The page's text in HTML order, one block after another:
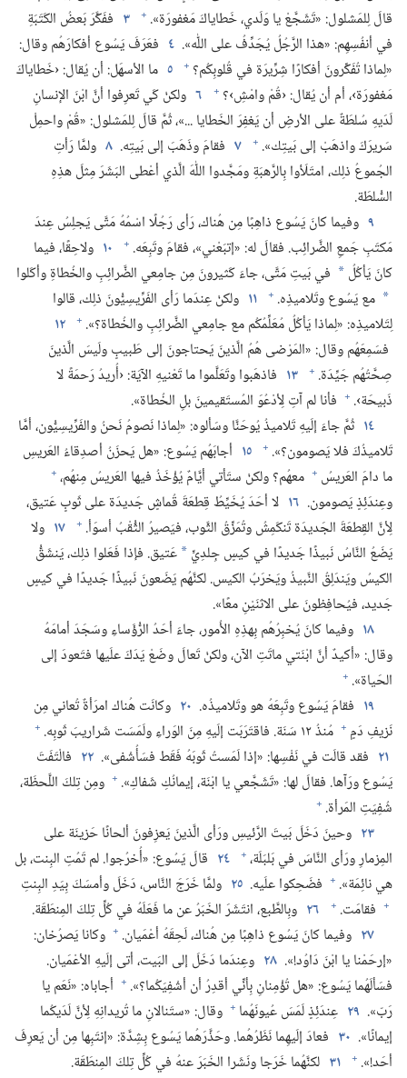
قالَ لِلمَشلول:‏ «تَشَجَّعْ يا وَلَدي،‏ خَطاياكَ مَغفورَة».‏ + ٣ ففَكَّرَ بَعضُ الكَتَبَةِ
في أنفُسِهِم:‏ «هذا الرَّجُلُ يُجَدِّفُ على اللّٰه».‏ ٤ فعَرَفَ يَسُوع أفكارَهُم وقال:‏
«لِماذا تُفَكِّرونَ أفكارًا شِرِّيرَة في قُلوبِكُم؟‏ + ٥ ما الأسهَل:‏ أن يُقال:‏ ‹خَطاياكَ
مَغفورَة›،‏ أم أن يُقال:‏ ‹قُمْ وامْشِ›؟‏ + ٦ ولكنْ كَي تَعرِفوا أنَّ ابْنَ الإنسانِ
لَدَيهِ سُلطَةٌ على الأرضِ أن يَغفِرَ الخَطايا .‏.‏.‏»،‏ ثُمَّ قالَ لِلمَشلول:‏ «قُمْ واحمِلْ
سَريرَكَ واذهَبْ إلى بَيتِك».‏ + ٧ فقامَ وذَهَبَ إلى بَيتِه.‏ ٨ ولمَّا رَأتِ
الجُموعُ ذلِك،‏ امتَلَأوا بِالرَّهبَةِ ومَجَّدوا اللّٰهَ الَّذي أعْطى البَشَرَ مِثلَ هذِهِ
السُّلطَة.‏
٩ وفيما كانَ يَسُوع ذاهِبًا مِن هُناك،‏ رَأى رَجُلًا اسْمُهُ مَتَّى يَجلِسُ عِندَ
مَكتَبِ جَمعِ الضَّرائِب.‏ فقالَ له:‏ «إتبَعْني»،‏ فقامَ وتَبِعَه.‏ + ١٠ ولاحِقًا،‏ فيما
كانَ يَأكُلُ * في بَيتِ مَتَّى،‏ جاءَ كَثيرونَ مِن جامِعي الضَّرائِبِ والخُطاةِ وأكَلوا
* مع يَسُوع وتَلاميذِه.‏ + ١١ ولكنْ عِندَما رَأى الفَرِّيسِيُّونَ ذلِك،‏ قالوا
لِتَلاميذِه:‏ «لِماذا يَأكُلُ مُعَلِّمُكُم مع جامِعي الضَّرائِبِ والخُطاة؟‏».‏ +
١٢
فسَمِعَهُم وقال:‏ «المَرْضى هُمُ الَّذينَ يَحتاجونَ إلى طَبيبٍ ولَيسَ الَّذينَ
صِحَّتُهُم جَيِّدَة.‏ + ١٣ فاذهَبوا وتَعَلَّموا ما تَعْنيهِ الآيَة:‏ ‹أُريدُ رَحمَةً لا
ذَبيحَة›.‏ + فأنا لم آتِ لِأدْعُوَ المُستَقيمينَ بلِ الخُطاة».‏
١٤ ثُمَّ جاءَ إلَيهِ تَلاميذُ يُوحَنَّا وسَألوه:‏ «لِماذا نَصومُ نَحنُ والفَرِّيسِيُّون،‏ أمَّا
تَلاميذُكَ فلا يَصومون؟‏».‏ + ١٥ أجابَهُم يَسُوع:‏ «هل يَحزَنُ أصدِقاءُ العَريسِ
ما دامَ العَريسُ + معهُم؟‏ ولكنْ ستَأتي أيَّامٌ يُؤْخَذُ فيها العَريسُ مِنهُم،‏ +
وعِندَئِذٍ يَصومون.‏ ١٦ لا أحَدَ يُخَيِّطُ قِطعَةَ قُماشٍ جَديدَة على ثَوبٍ عَتيق،‏
لِأنَّ القِطعَةَ الجَديدَة تَنكَمِشُ وتُمَزِّقُ الثَّوب،‏ فيَصيرُ الثُّقْبُ أسوَأ.‏ + ١٧ ولا
يَضَعُ النَّاسُ نَبيذًا جَديدًا في كيسٍ جِلدِيٍّ * عَتيق.‏ فإذا فَعَلوا ذلِك،‏ يَنشَقُّ
الكيسُ ويَندَلِقُ النَّبيذُ ويَخرَبُ الكيس.‏ لكنَّهُم يَضَعونَ نَبيذًا جَديدًا في كيسٍ
جَديد،‏ فيُحافِظونَ على الاثنَيْنِ معًا».‏
١٨ وفيما كانَ يُخبِرُهُم بِهذِهِ الأُمور،‏ جاءَ أحَدُ الرُّؤَساءِ وسَجَدَ أمامَهُ
وقال:‏ «أكيدٌ أنَّ ابْنَتي ماتَتِ الآن،‏ ولكنْ تَعالَ وضَعْ يَدَكَ علَيها فتَعودَ إلى
الحَياة».‏ +
١٩ فقامَ يَسُوع وتَبِعَهُ هو وتَلاميذُه.‏ ٢٠ وكانَت هُناك امرَأةٌ تُعاني مِن
نَزيفِ دَمٍ + مُنذُ ١٢ سَنَة.‏ فاقتَرَبَت إلَيهِ مِنَ الوَراءِ ولَمَسَت شَراريبَ ثَوبِه.‏ +
٢١ فقد قالَت في نَفْسِها:‏ «إذا لَمَستُ ثَوبَهُ فَقَط فسَأُشْفى».‏ ٢٢ فالْتَفَتَ
يَسُوع ورَآها.‏ فقالَ لها:‏ «تَشَجَّعي يا ابْنَة،‏ إيمانُكِ شَفاكِ».‏ + ومِن تِلكَ اللَّحظَة،‏
شُفِيَتِ المَرأة.‏ +
٢٣ وحينَ دَخَلَ بَيتَ الرَّئيسِ ورَأى الَّذينَ يَعزِفونَ ألحانًا حَزينَة على
المِزمارِ ورَأى النَّاسَ في بَلبَلَة،‏ + ٢٤ قالَ يَسُوع:‏ «أُخرُجوا.‏ لم تَمُتِ البِنت،‏ بل
هي نائِمَة».‏ + فضَحِكوا علَيه.‏ ٢٥ ولمَّا خَرَجَ النَّاس،‏ دَخَلَ وأمسَكَ بِيَدِ البِنتِ
+ فقامَت.‏ + ٢٦ وبِالطَّبع،‏ انتَشَرَ الخَبَرُ عن ما فَعَلَهُ في كُلِّ تِلكَ المِنطَقَة.‏
٢٧ وفيما كانَ يَسُوع ذاهِبًا مِن هُناك،‏ لَحِقَهُ أعْمَيان.‏ + وكانا يَصرُخان:‏
«إرحَمْنا يا ابْنَ دَاوُد!‏».‏ ٢٨ وعِندَما دَخَلَ إلى البَيت،‏ أتى إلَيهِ الأعْمَيان.‏
فسَألَهُما يَسُوع:‏ «هل تُؤْمِنانِ بِأنِّي أقدِرُ أن أشْفِيَكُما؟‏».‏ + أجاباه:‏ «نَعَم يا
رَبّ».‏ ٢٩ عِندَئِذٍ لَمَسَ عُيونَهُما + وقال:‏ «ستَنالانِ ما تُريدانِهِ لِأنَّ لَدَيكُما
إيمانًا».‏ ٣٠ فعادَ إلَيهِما نَظَرُهُما.‏ وحَذَّرَهُما يَسُوع بِشِدَّة:‏ «إنتَبِها مِن أن يَعرِفَ
أحَد!‏».‏ + ٣١ لكنَّهُما خَرَجا ونَشَرا الخَبَرَ عنهُ في كُلِّ تِلكَ المِنطَقَة.‏